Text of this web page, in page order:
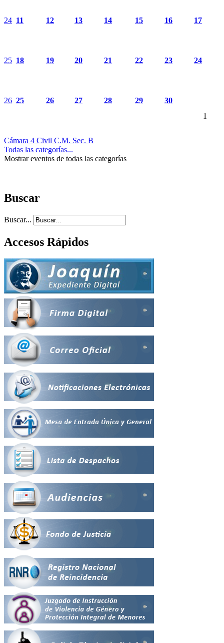
24 11 12 13 14 15 16 17
25 18 19 20 21 22 23 24
26 25 26 27 28 29
30
1
Cámara 4 Civil C.M. Sec. B
Todas las categorías...
Mostrar eventos de todas las categorías
Buscar
Buscar...
Accesos Rápidos